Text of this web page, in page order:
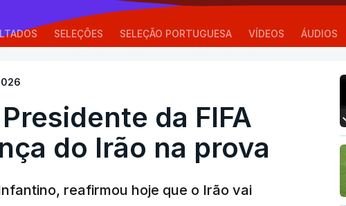
SELEÇÕES SELEÇÃO PORTUGUESA VÍDEOS ÁUDIOS
da FIFA
do Irão na prova
reafirmou hoje que o Irão vai